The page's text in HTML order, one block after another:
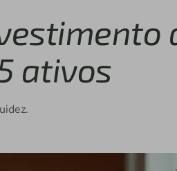
ativos